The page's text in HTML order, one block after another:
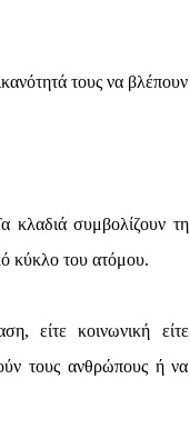
τους να βλέπουν
κλαδιά συμβολίζουν τη
κύκλο του ατόμου.
είτε κοινωνική είτε
τους ανθρώπους ή να